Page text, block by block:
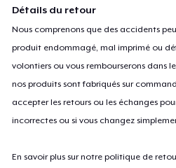
Détails du retour
Nous comprenons que des accidents
produit endommagé, mal imprimé ou
volontiers ou vous rembourserons dans
nos produits sont fabriqués sur
accepter les retours ou les échanges
incorrectes ou si vous changez
En savoir plus sur notre politique de